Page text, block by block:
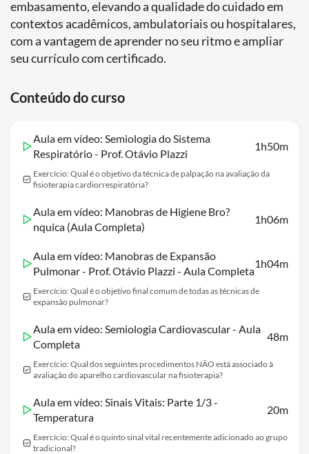
embasamento, elevando a qualidade do cuidado em
contextos acadêmicos, ambulatoriais ou hospitalares,
com a vantagem de aprender no seu ritmo e ampliar
seu currículo com certificado.
Conteúdo do curso
Aula em vídeo: Semiologia do Sistema
Respiratório - Prof. Otávio Plazzi
1h50m
Exercício: Qual é o objetivo da técnica de palpação na avaliação da
fisioterapia cardiorrespiratória?
Aula em vídeo: Manobras de Higiene Bro?
nquica (Aula Completa)
1h06m
Aula em vídeo: Manobras de Expansão
Pulmonar - Prof. Otávio Plazzi - Aula Completa
1h04m
Exercício: Qual é o objetivo final comum de todas as técnicas de
expansão pulmonar?
Aula em vídeo: Semiologia Cardiovascular - Aula
Completa
48m
Exercício: Qual dos seguintes procedimentos NÃO está associado à
avaliação do aparelho cardiovascular na fisioterapia?
Aula em vídeo: Sinais Vitais: Parte 1/3 -
Temperatura
20m
Exercício: Qual é o quinto sinal vital recentemente adicionado ao grupo
tradicional?